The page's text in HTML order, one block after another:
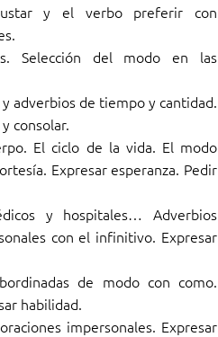
y el verbo preferir con
Selección del modo en las
adverbios de tiempo y cantidad.
consolar.
El ciclo de la vida. El modo
Expresar esperanza. Pedir
y hospitales… Adverbios
con el infinitivo. Expresar
de modo con como.
habilidad.
impersonales. Expresar